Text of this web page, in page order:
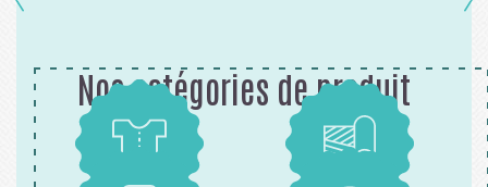
Nos catégories de produit
Patrons Tissus